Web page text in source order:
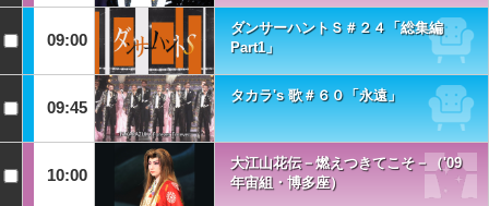
09:00
ダンサーハントＳ＃２４「総集編
Part1」
09:45
タカラ's 歌＃６０「永遠」
10:00
大江山花伝－燃えつきてこそ－（'09
年宙組・博多座）